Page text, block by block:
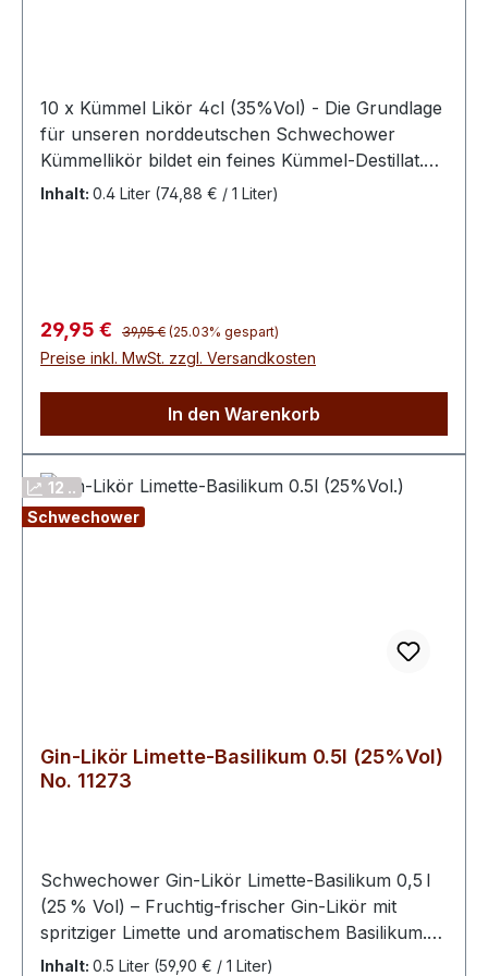
10 x Kümmel Likör 4cl (35%Vol) - Die Grundlage
für unseren norddeutschen Schwechower
Kümmellikör bildet ein feines Kümmel-Destillat.
Vollmundig-kräftig im Geschmack mit einer
besonders intensives Aroma auszeichnen. Der
nordische Klassiker eignet sich hervorragend als
Digestif nach einem deftigen Essen oder als
kleiner Absacker für zwischendurch. Unser
Kümmel wird entweder kalt getrunken oder als
Grundlage für Teepunsch (ein Grog-ähnliches
Heißgetränk) verwendet.
Inhalt: 0.4 Liter (74,88 € / 1 Liter)
Verkaufspreis:
29,95 € Regulärer Preis:
39,95 € (25.03% gespart)
Preise inkl. MwSt. zzgl. Versandkosten
In den Warenkorb
12 ..
Schwechower
Gin-Likör Limette-Basilikum 0.5l (25%Vol)
No. 11273
Schwechower Gin‑Likör Limette‑Basilikum 0,5 l
(25 % Vol) – Fruchtig‑frischer Gin‑Likör mit
spritziger Limette und aromatischem Basilikum.
Diese aufregende Kombination sorgt für einen
Inhalt: 0.5 Liter (59,90 € / 1 Liter)